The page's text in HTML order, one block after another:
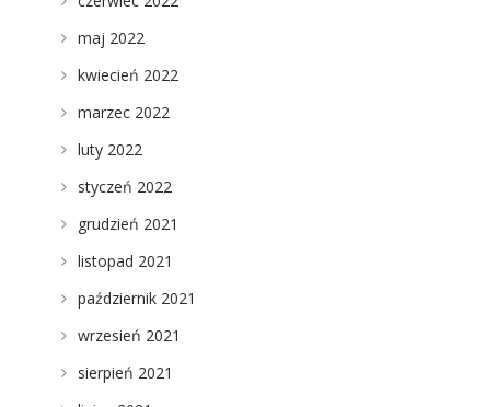
maj 2022
kwiecień 2022
marzec 2022
luty 2022
styczeń 2022
grudzień 2021
listopad 2021
październik 2021
wrzesień 2021
sierpień 2021